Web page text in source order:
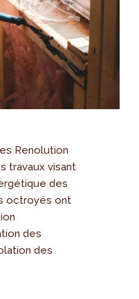
Renolution
travaux visant
des
octroyés ont
des
des